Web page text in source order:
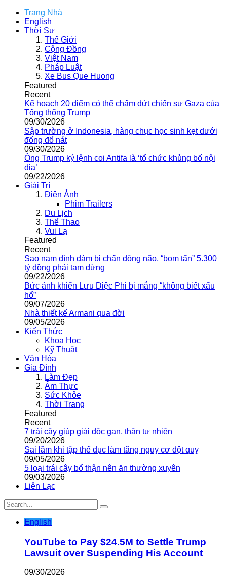
Trang Nhà
English
Thời Sự
Thế Giới
Cộng Đồng
Việt Nam
Pháp Luật
Xe Bus Que Huong
Featured
Recent
Kế hoạch 20 điểm có thể chấm dứt chiến sự Gaza của
Tổng thống Trump
09/30/2026
Sập trường ở Indonesia, hàng chục học sinh kẹt dưới
đống đổ nát
09/30/2026
Ông Trump ký lệnh coi Antifa là ‘tổ chức khủng bố nội
địa’
09/22/2026
Giải Trí
Điện Ảnh
Phim Trailers
Du Lịch
Thể Thao
Vui Lạ
Featured
Recent
Sao nam đình đám bị chấn động não, “bom tấn” 5.300
tỷ đồng phải tạm dừng
09/22/2026
Bức ảnh khiến Lưu Diệc Phi bị mắng “không biết xấu
hổ”
09/07/2026
Nhà thiết kế Armani qua đời
09/05/2026
Kiến Thức
Khoa Học
Kỹ Thuật
Văn Hóa
Gia Đình
Làm Đẹp
Ẩm Thực
Sức Khỏe
Thời Trang
Featured
Recent
7 trái cây giúp giải độc gan, thận tự nhiên
09/20/2026
Sai lầm khi tập thể dục làm tăng nguy cơ đột quỵ
09/05/2026
5 loại trái cây bổ thận nên ăn thường xuyên
09/03/2026
Liên Lạc
English
YouTube to Pay $24.5M to Settle Trump
Lawsuit over Suspending His Account
09/30/2026